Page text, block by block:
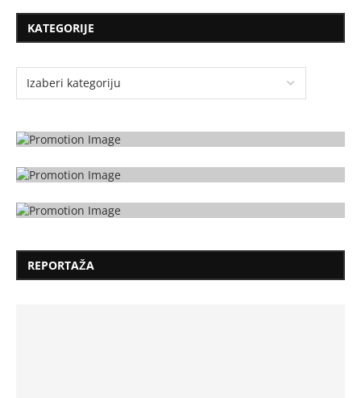
KATEGORIJE
REPORTAŽA